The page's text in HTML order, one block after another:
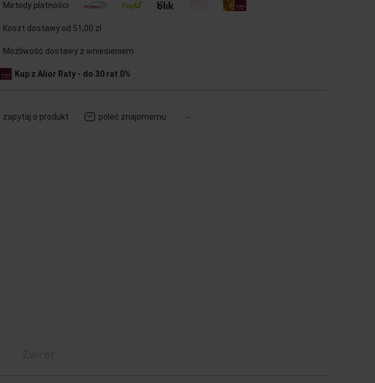
Metody płatności
Koszt dostawy:od 51,00 zł
Możliwość dostawy z wniesieniem
Kup z Alior Raty - do 30 rat 0%
zapytaj o produkt poleć znajomemu